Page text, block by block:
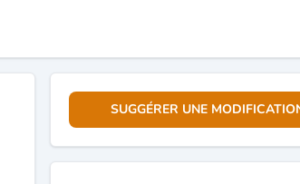
SUGGÉRER UNE